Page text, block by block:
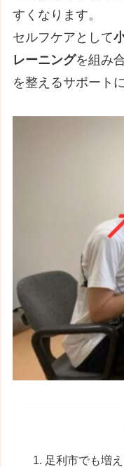
すくなります。
セルフケアとして
レーニングを組み
を整えるサポート
足利市でも増